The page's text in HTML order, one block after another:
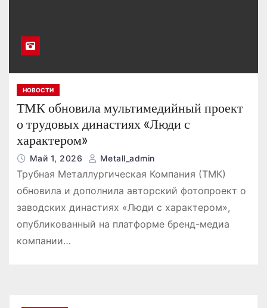
НОВОСТИ
ТМК обновила мультимедийный проект
о трудовых династиях «Люди с
характером»
Май 1, 2026 Metall_admin
Трубная Металлургическая Компания (ТМК)
обновила и дополнила авторский фотопроект о
заводских династиях «Люди с характером»,
опубликованный на платформе бренд-медиа
компании…